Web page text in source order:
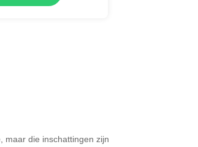
maar die inschattingen zijn